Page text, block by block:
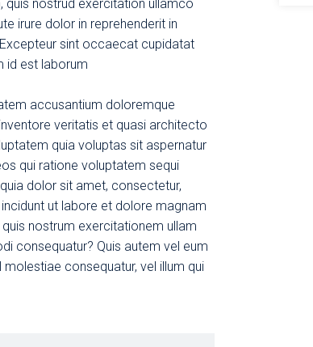
quis nostrud exercitation ullamco
irure dolor in reprehenderit in
sint occaecat cupidatat
id est laborum
accusantium doloremque
veritatis et quasi architecto
quia voluptas sit aspernatur
qui ratione voluptatem sequi
dolor sit amet, consectetur,
ut labore et dolore magnam
nostrum exercitationem ullam
consequatur? Quis autem vel eum
consequatur, vel illum qui